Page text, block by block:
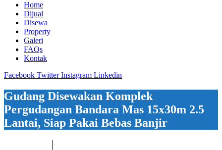
Home
Dijual
Disewa
Property
Galeri
FAQs
Kontak
Facebook Twitter Instagram Linkedin
Gudang Disewakan Komplek
Pergudangan Bandara Mas 15x30m 2.5
Lantai, Siap Pakai Bebas Banjir